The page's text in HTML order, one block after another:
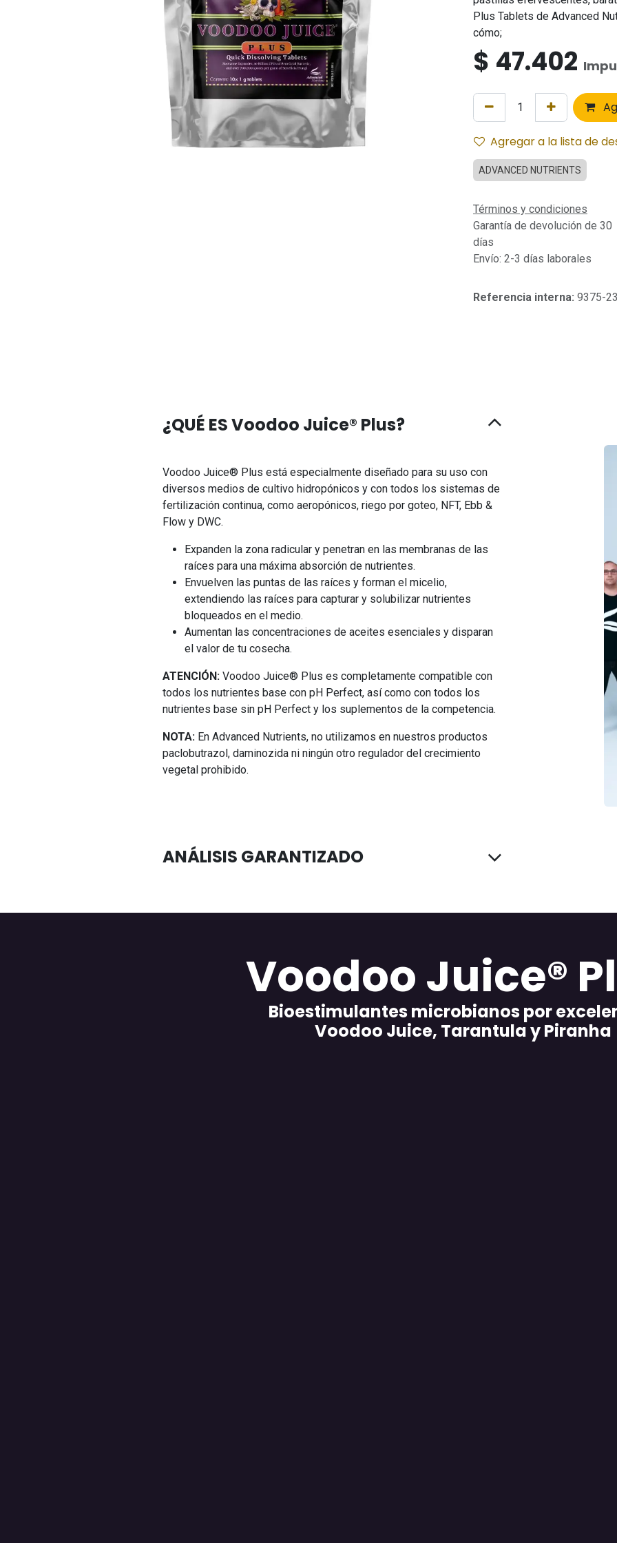
Plus Tablets de Advanced
cómo;
$ 47.402
Agregar a la lista de
ADVANCED NUTRIENTS
Términos y condiciones
Garantía de devolución de 30
días
Envío: 2-3 días laborales
Referencia interna: 9375-
¿QUÉ ES Voodoo Juice® Plus?
Voodoo Juice® Plus está especialmente diseñado para su uso con
diversos medios de cultivo hidropónicos y con todos los sistemas de
fertilización continua, como aeropónicos, riego por goteo, NFT, Ebb &
Flow y DWC.
Expanden la zona radicular y penetran en las membranas de las
raíces para una máxima absorción de nutrientes.
Envuelven las puntas de las raíces y forman el micelio,
extendiendo las raíces para capturar y solubilizar nutrientes
bloqueados en el medio.
Aumentan las concentraciones de aceites esenciales y disparan
el valor de tu cosecha.
ATENCIÓN: Voodoo Juice® Plus es completamente compatible con
todos los nutrientes base con pH Perfect, así como con todos los
nutrientes base sin pH Perfect y los suplementos de la competencia.
NOTA: En Advanced Nutrients, no utilizamos en nuestros productos
paclobutrazol, daminozida ni ningún otro regulador del crecimiento
vegetal prohibido.
ANÁLISIS GARANTIZADO
Voodoo Juice®
Bioestimulantes microbianos por
Voodoo Juice, Tarantula y Piranha